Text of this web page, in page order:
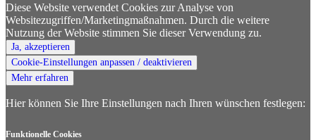
Diese Website verwendet Cookies zur Analyse von
Websitezugriffen/Marketingmaßnahmen. Durch die weitere
Nutzung der Website stimmen Sie dieser Verwendung zu.
Ja, akzeptieren
Cookie-Einstellungen anpassen / deaktivieren
Mehr erfahren
Hier können Sie Ihre Einstellungen nach Ihren wünschen festlegen:
Funktionelle Cookies